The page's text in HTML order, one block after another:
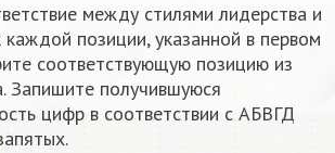
между стилями лидерства и
каждой позиции, указанной в первом
соответствующую позицию из
Запишите получившуюся
цифр в соответствии с АБВГД